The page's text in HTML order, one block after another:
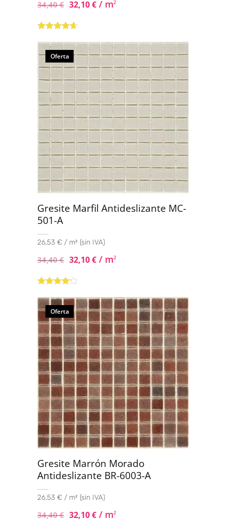
34,40€ 32,10€ / m2
con4.50de
Oferta
Gresite Marfil Antideslizante MC-
501-A
26,53 € / m² (sin IVA)
34,40€ 32,10€ / m2
con4.00
de 5Oferta
Gresite Marrón Morado
Antideslizante BR-6003-A
26,53 € / m² (sin IVA)
34,40€ 32,10€ / m2